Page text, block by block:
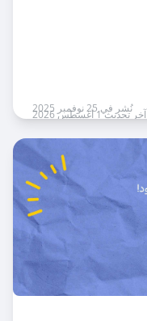
نُشر في 25 نوفمبر 2025
آخر تحديث 1 أغسطس 2026